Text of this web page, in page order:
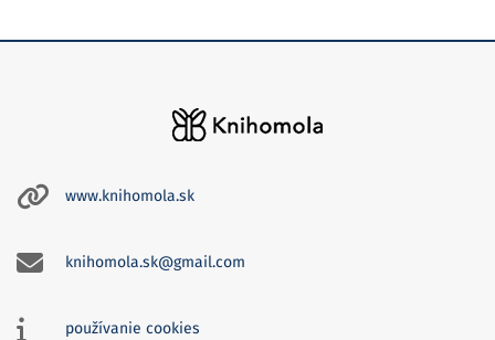
www.knihomola.sk
knihomola.sk@gmail.com
používanie cookies